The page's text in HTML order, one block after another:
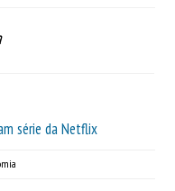
série da Netflix